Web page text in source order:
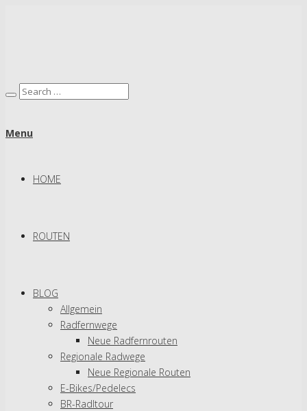
Menu
HOME
ROUTEN
BLOG
Allgemein
Radfernwege
Neue Radfernrouten
Regionale Radwege
Neue Regionale Routen
E-Bikes/Pedelecs
BR-Radltour